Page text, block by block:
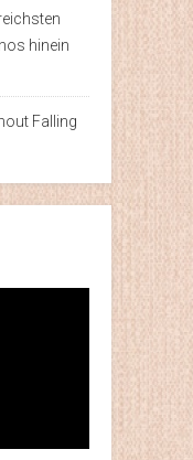
hinein
Falling